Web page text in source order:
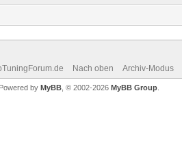
Nach oben Archiv-Modus
by MyBB, © 2002-2026 MyBB Group.